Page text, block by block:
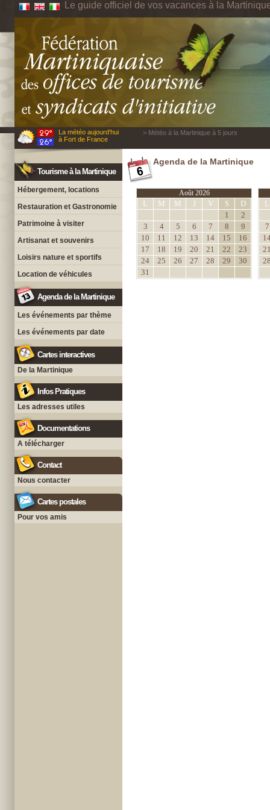
Le guide officiel de vos vacances à la
La météo aujourd'hui
à Fort de France
> Météo à la Martinique à 5 jours
Tourisme à la Martinique
Hébergement, locations
Restauration et Gastronomie
Patrimoine à visiter
Artisanat et souvenirs
Loisirs nature et sportifs
Location de véhicules
Agenda de la Martinique
Les événements par thème
Les événements par date
Cartes interactives
De la Martinique
Infos Pratiques
Les adresses utiles
Documentations
A télécharger
Contact
Nous contacter
Cartes postales
Pour vos amis
Agenda de la Martinique
Août 2026
L M M J V S
D
1
2
3
4 5 6 7 8
9
10
11 12 13 14 15
16
17
18 19 20 21 22
23
24
25 26 27 28 29
30
31
L
7